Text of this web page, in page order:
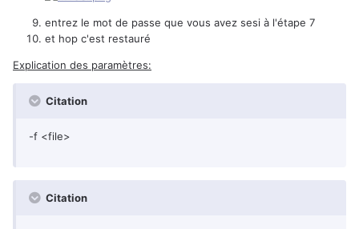
entrez le mot de passe que vous avez sesi à l'étape 7
et hop c'est restauré
Explication des paramètres:
Citation
-f <file>
Citation